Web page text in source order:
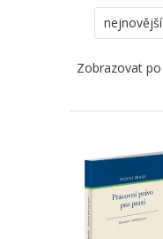
nejnovější
Zobrazovat po